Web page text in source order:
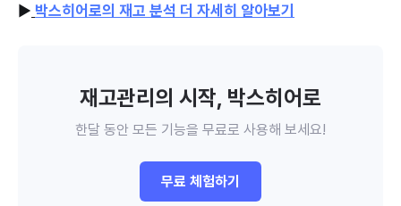
▶️ 박스히어로의 재고 분석 더 자세히 알아보기
재고관리의 시작, 박스히어로
한달 동안 모든 기능을 무료로 사용해 보세요!
무료 체험하기